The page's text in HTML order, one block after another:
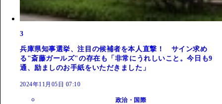
3
兵庫県知事選挙、注目の候補者を本人直撃！ サイン求め
る"斎藤ガールズ"の存在も「非常にうれしいこと。今日も9
通、励ましのお手紙をいただきました」
2024年11月05日 07:10
政治・国際